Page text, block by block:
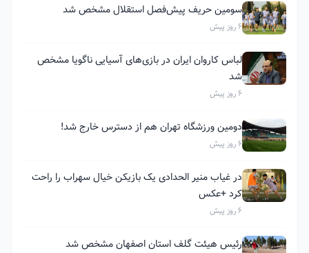
سومین حریف پیش‌فصل استقلال مشخص شد
6 روز پیش
لباس کاروان ایران در بازی‌های آسیایی ناگویا مشخص
شد
6 روز پیش
دومین ورزشگاه تهران هم از دسترس خارج شد!
6 روز پیش
در غیاب منیر الحدادی یک بازیکن خیال سهراب را راحت
کرد +عکس
6 روز پیش
رئیس هیئت گلف استان اصفهان مشخص شد